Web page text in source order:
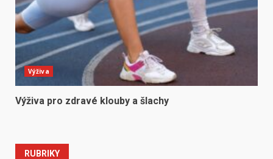
Výživa
Výživa pro zdravé klouby a šlachy
RUBRIKY